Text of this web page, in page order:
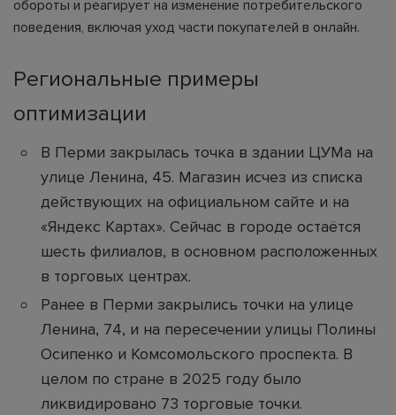
обороты и реагирует на изменение потребительского
поведения, включая уход части покупателей в онлайн.
Региональные примеры
оптимизации
В Перми закрылась точка в здании ЦУМа на
улице Ленина, 45. Магазин исчез из списка
действующих на официальном сайте и на
«Яндекс Картах». Сейчас в городе остаётся
шесть филиалов, в основном расположенных
в торговых центрах.
Ранее в Перми закрылись точки на улице
Ленина, 74, и на пересечении улицы Полины
Осипенко и Комсомольского проспекта. В
целом по стране в 2025 году было
ликвидировано 73 торговые точки.